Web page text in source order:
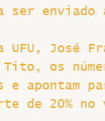
enviado
UFU, José
os
apontam
de 20%